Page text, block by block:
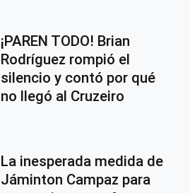
¡PAREN TODO! Brian
Rodríguez rompió el
silencio y contó por qué
no llegó al Cruzeiro
La inesperada medida de
Jáminton Campaz para